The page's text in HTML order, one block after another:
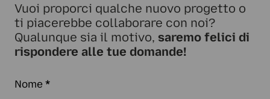
Vuoi proporci qualche nuovo progetto o
ti piacerebbe collaborare con noi?
Qualunque sia il motivo, saremo felici di
rispondere alle tue domande!
Nome *